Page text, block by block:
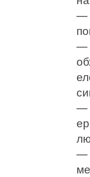
—
—
—
—